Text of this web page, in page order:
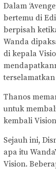
Dalam
bertemu di
berpisah
Wanda
di kepala
Thanos
untuk
kembali
Sejauh ini,
apa itu
Vision.